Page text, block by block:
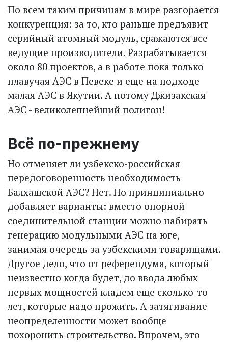
По всем таким причинам в мире разгорается
конкуренция: за то, кто раньше предъ­явит
серийный атомный модуль, сражаются все
ведущие производители. Разрабатывается
около 80 проектов, а в работе пока только
плавучая АЭС в Певеке и еще на подходе
малая АЭС в Якутии. А потому Джизак­ская
АЭС - великолепнейший ­полигон!
Всё по-прежнему
Но отменяет ли узбекско-российская
передоговоренность необходимость
Балхашской АЭС? Нет. Но принципиально
добавляет варианты: вместо опорной
соединительной станции можно набирать
генерацию модульными АЭС на юге,
занимая очередь за узбекскими товарищами.
Другое дело, что от референдума, который
неизвестно когда будет, до ввода любых
первых мощностей кладем еще сколько-то
лет, которые надо прожить. А затягивание
неопределенности может вообще
похоронить строительство. Впрочем, это